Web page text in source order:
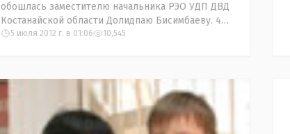
обошлась заместителю начальника РЭО УДП ДВД
Костанайской области Долидпаю Бисимбаеву. 4
июля его приговорили к 7 годам лишения
5 июля 2012 г. в 01:06 10,545